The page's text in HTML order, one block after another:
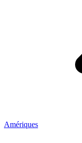
Amériques